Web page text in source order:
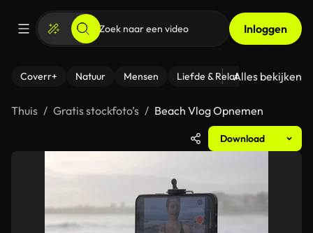
Inloggen
Coverr+ Natuur Mensen Liefde & Relaties - Fitness
Alles bekijken
Thuis Gratis stockfoto’s Beach Vlog Opnemen
Download